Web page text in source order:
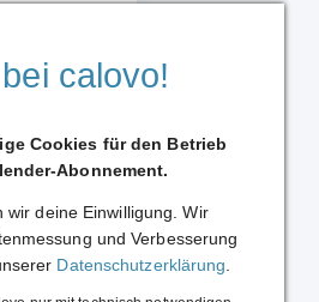
calovo!
Cookies für den Betrieb
Abonnement.
wir deine Einwilligung. Wir
und Verbesserung
Datenschutzerklärung